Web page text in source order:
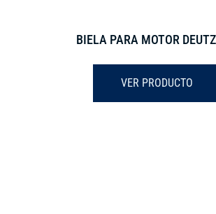
BIELA PARA MOTOR
VER PRODUCTO